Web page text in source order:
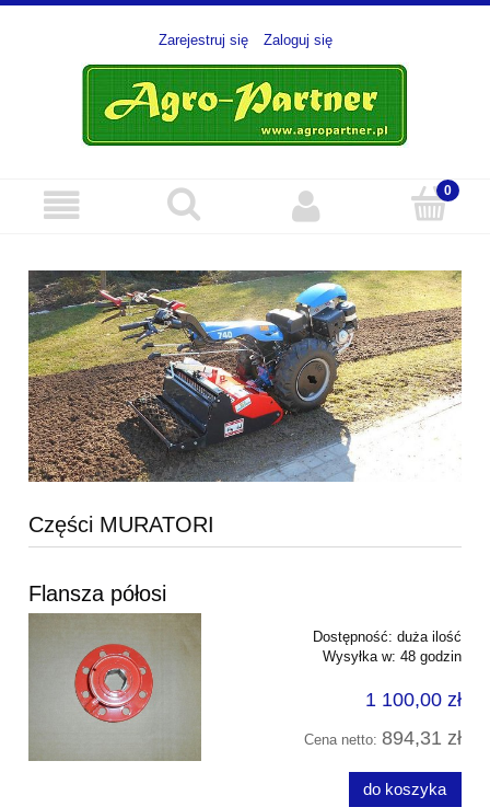
Zarejestruj się Zaloguj się
Części MURATORI
Flansza półosi
Dostępność: duża ilość
Wysyłka w: 48 godzin
1 100,00 zł
Cena netto: 894,31 zł
do koszyka